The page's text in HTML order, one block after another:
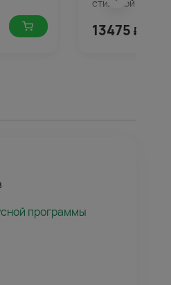
стильной
13475 ₽
программы